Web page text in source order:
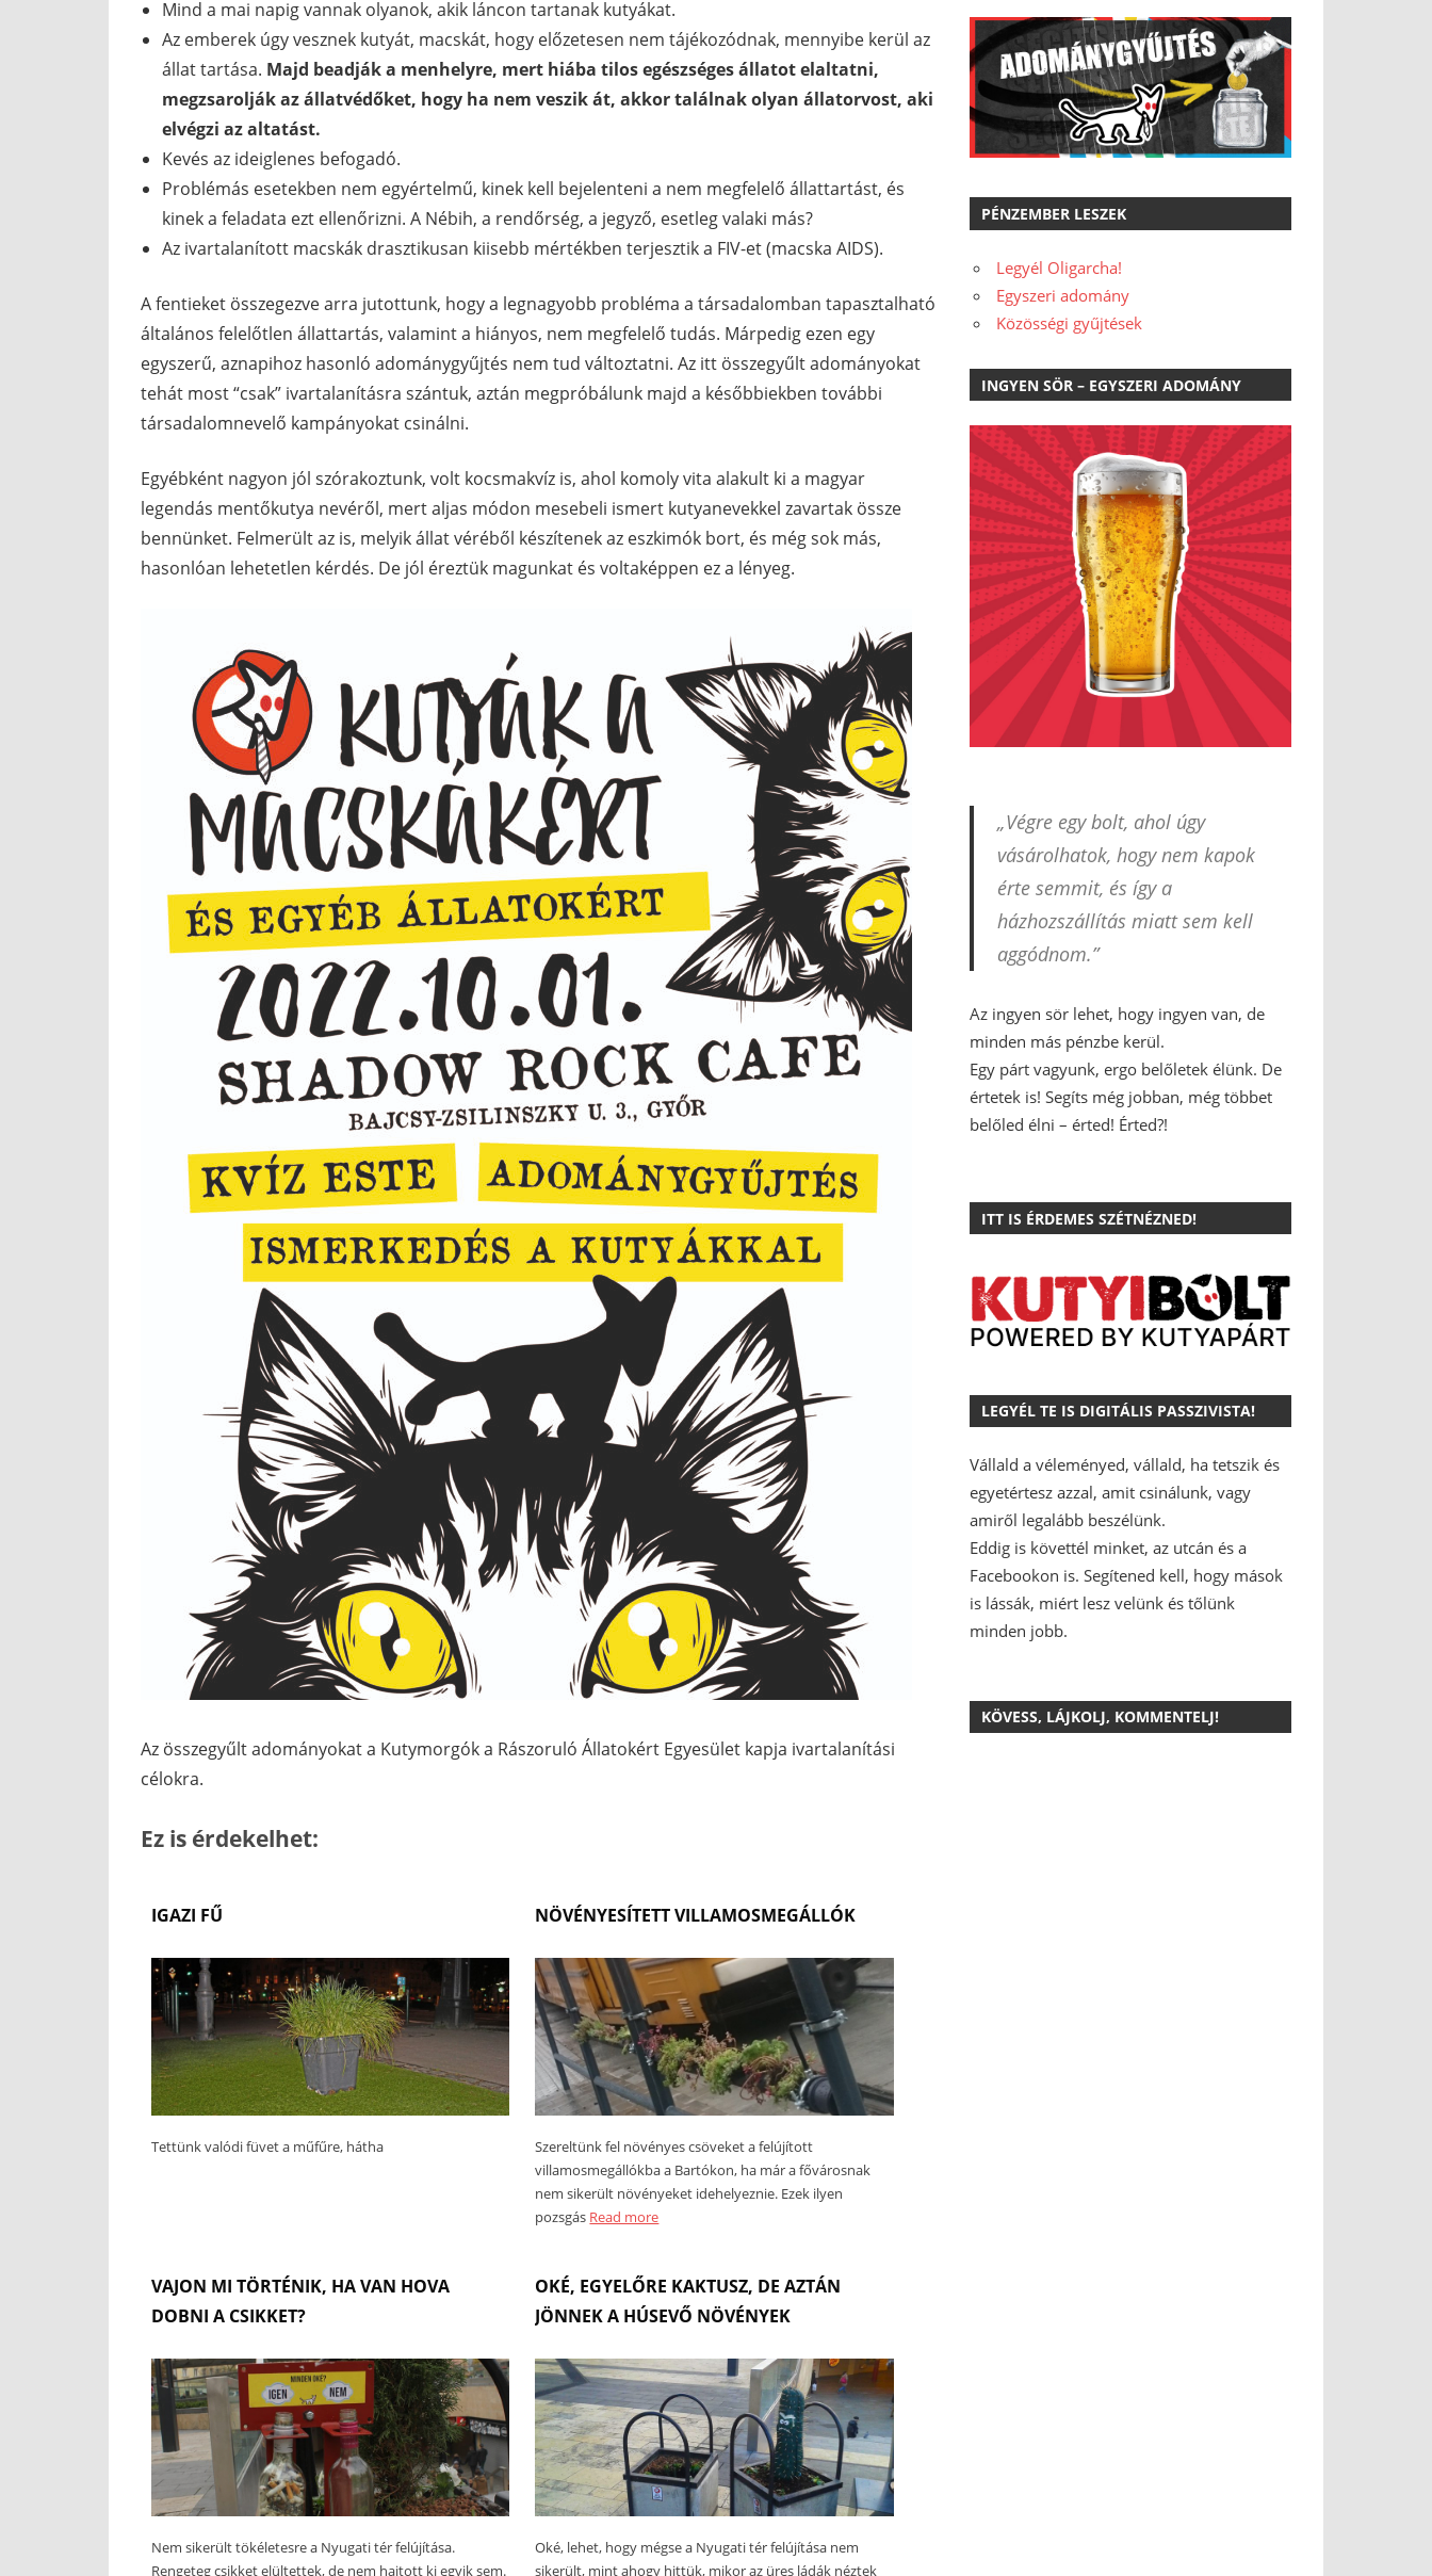
Mind a mai napig vannak olyanok, akik láncon tartanak kutyákat.
Az emberek úgy vesznek kutyát, macskát, hogy előzetesen nem tájékozódnak, mennyibe kerül az
állat tartása. Majd beadják a menhelyre, mert hiába tilos egészséges állatot elaltatni,
megzsarolják az állatvédőket, hogy ha nem veszik át, akkor találnak olyan állatorvost, aki
elvégzi az altatást.
Kevés az ideiglenes befogadó.
Problémás esetekben nem egyértelmű, kinek kell bejelenteni a nem megfelelő állattartást, és
kinek a feladata ezt ellenőrizni. A Nébih, a rendőrség, a jegyző, esetleg valaki más?
Az ivartalanított macskák drasztikusan kiisebb mértékben terjesztik a FIV-et (macska AIDS).
A fentieket összegezve arra jutottunk, hogy a legnagyobb probléma a társadalomban tapasztalható
általános felelőtlen állattartás, valamint a hiányos, nem megfelelő tudás. Márpedig ezen egy
egyszerű, aznapihoz hasonló adománygyűjtés nem tud változtatni. Az itt összegyűlt adományokat
tehát most “csak” ivartalanításra szántuk, aztán megpróbálunk majd a későbbiekben további
társadalomnevelő kampányokat csinálni.
Egyébként nagyon jól szórakoztunk, volt kocsmakvíz is, ahol komoly vita alakult ki a magyar
legendás mentőkutya nevéről, mert aljas módon mesebeli ismert kutyanevekkel zavartak össze
bennünket. Felmerült az is, melyik állat véréből készítenek az eszkimók bort, és még sok más,
hasonlóan lehetetlen kérdés. De jól éreztük magunkat és voltaképpen ez a lényeg.
Az összegyűlt adományokat a Kutymorgók a Rászoruló Állatokért Egyesület kapja ivartalanítási
célokra.
Ez is érdekelhet:
IGAZI FŰ
Tettünk valódi füvet a műfűre, hátha
NÖVÉNYESÍTETT VILLAMOSMEGÁLLÓK
Szereltünk fel növényes csöveket a felújított
villamosmegállókba a Bartókon, ha már a fővárosnak
nem sikerült növényeket idehelyeznie. Ezek ilyen
pozsgás Read more
VAJON MI TÖRTÉNIK, HA VAN HOVA
DOBNI A CSIKKET?
Nem sikerült tökéletesre a Nyugati tér felújítása.
Rengeteg csikket elültettek, de nem hajtott ki egyik sem.
OKÉ, EGYELŐRE KAKTUSZ, DE AZTÁN
JÖNNEK A HÚSEVŐ NÖVÉNYEK
Oké, lehet, hogy mégse a Nyugati tér felújítása nem
sikerült, mint ahogy hittük, mikor az üres ládák néztek
PÉNZEMBER LESZEK
Legyél Oligarcha!
Egyszeri adomány
Közösségi gyűjtések
INGYEN SÖR – EGYSZERI ADOMÁNY
„Végre egy bolt, ahol úgy
vásárolhatok, hogy nem kapok
érte semmit, és így a
házhozszállítás miatt sem kell
aggódnom.”
Az ingyen sör lehet, hogy ingyen van, de
minden más pénzbe kerül.
Egy párt vagyunk, ergo belőletek élünk. De
értetek is! Segíts még jobban, még többet
belőled élni – érted! Érted?!
ITT IS ÉRDEMES SZÉTNÉZNED!
LEGYÉL TE IS DIGITÁLIS PASSZIVISTA!
Vállald a véleményed, vállald, ha tetszik és
egyetértesz azzal, amit csinálunk, vagy
amiről legalább beszélünk.
Eddig is követtél minket, az utcán és a
Facebookon is. Segítened kell, hogy mások
is lássák, miért lesz velünk és tőlünk
minden jobb.
KÖVESS, LÁJKOLJ, KOMMENTELJ!